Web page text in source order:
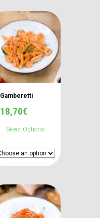
Gamberetti
18,70€
Select Options